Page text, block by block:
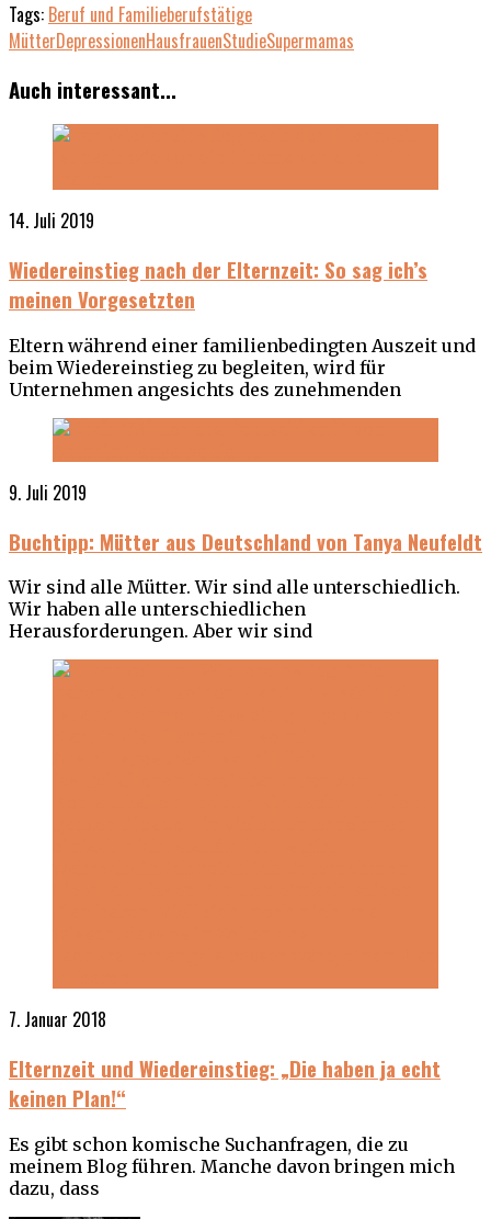
Tags: Beruf und Familieberufstätige
MütterDepressionenHausfrauenStudieSupermamas
Auch interessant...
14. Juli 2019
Wiedereinstieg nach der Elternzeit: So sag ich’s
meinen Vorgesetzten
Eltern während einer familienbedingten Auszeit und
beim Wiedereinstieg zu begleiten, wird für
Unternehmen angesichts des zunehmenden
9. Juli 2019
Buchtipp: Mütter aus Deutschland von Tanya Neufeldt
Wir sind alle Mütter. Wir sind alle unterschiedlich.
Wir haben alle unterschiedlichen
Herausforderungen. Aber wir sind
7. Januar 2018
Elternzeit und Wiedereinstieg: „Die haben ja echt
keinen Plan!“
Es gibt schon komische Suchanfragen, die zu
meinem Blog führen. Manche davon bringen mich
dazu, dass